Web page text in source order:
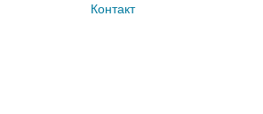
Контакт